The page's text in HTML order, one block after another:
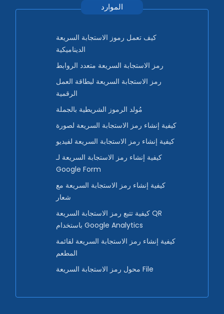
الموارد
كيف تعمل رموز الاستجابة السريعة
الديناميكية
رمز الاستجابة السريعة متعدد الروابط
رمز الاستجابة السريعة لبطاقة العمل
الرقمية
مُولد الرموز الشريطية بالجملة
كيفية إنشاء رمز الاستجابة السريعة لصورة
كيفية إنشاء رمز الاستجابة السريعة لفيديو
كيفية إنشاء رمز الاستجابة السريعة لـ
Google Form
كيفية إنشاء رمز الاستجابة السريعة مع
شعار
كيفية تتبع رمز الاستجابة السريعة QR
باستخدام Google Analytics
كيفية إنشاء رمز الاستجابة السريعة لقائمة
المطعم
محول رمز الاستجابة السريعة File